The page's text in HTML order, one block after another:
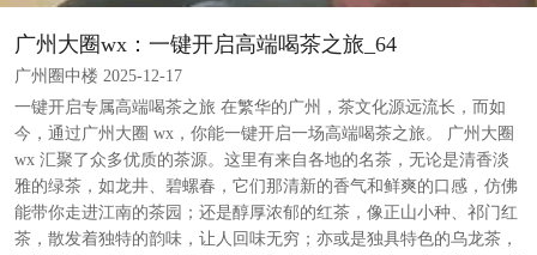
广州大圈wx：一键开启高端喝茶之旅_64
广州圈中楼 2025-12-17
一键开启专属高端喝茶之旅 在繁华的广州，茶文化源远流长，而如
今，通过广州大圈 wx，你能一键开启一场高端喝茶之旅。 广州大圈
wx 汇聚了众多优质的茶源。这里有来自各地的名茶，无论是清香淡
雅的绿茶，如龙井、碧螺春，它们那清新的香气和鲜爽的口感，仿佛
能带你走进江南的茶园；还是醇厚浓郁的红茶，像正山小种、祁门红
茶，散发着独特的韵味，让人回味无穷；亦或是独具特色的乌龙茶，